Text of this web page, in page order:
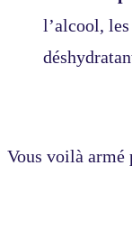
l’alcool, les
Vous voilà armé